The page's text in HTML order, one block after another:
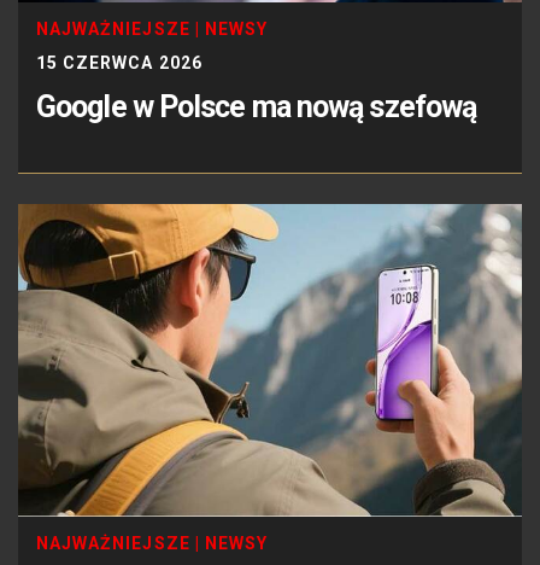
NAJWAŻNIEJSZE
NEWSY
15 CZERWCA 2026
Google w Polsce ma nową szefową
NAJWAŻNIEJSZE
NEWSY